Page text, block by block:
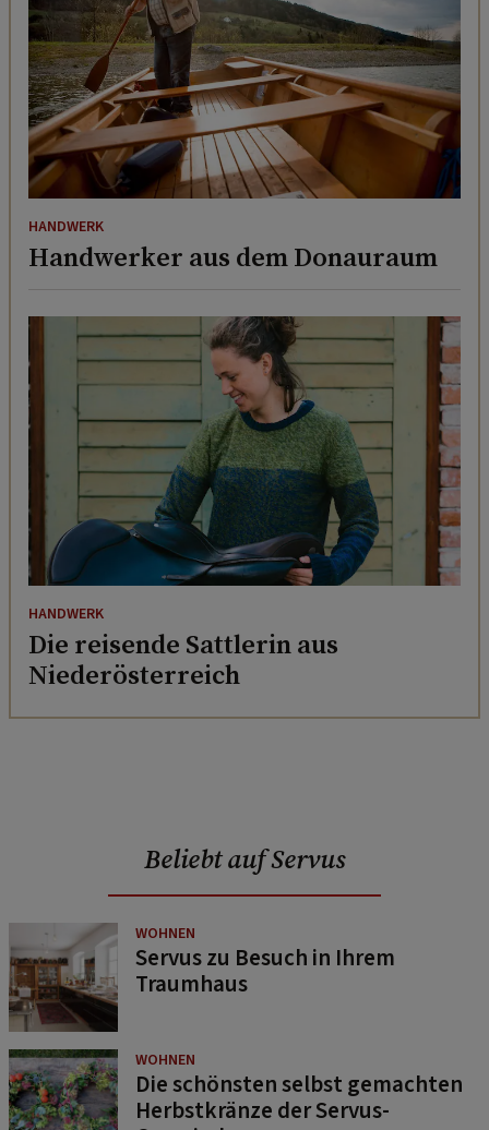
HANDWERK
Handwerker aus dem Donauraum
HANDWERK
Die reisende Sattlerin aus
Niederösterreich
Beliebt auf Servus
WOHNEN
Servus zu Besuch in Ihrem
Traumhaus
WOHNEN
Die schönsten selbst gemachten
Herbstkränze der Servus-